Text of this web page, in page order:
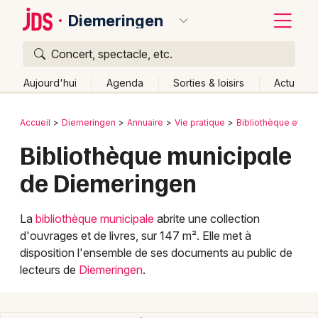
Diemeringen
Concert, spectacle, etc.
Aujourd'hui Agenda Sorties & loisirs Actu
Publier un événement
Grands événements
Activité & Expérience
Manifestations
Bordeaux
Colmar
Lyon
Marseille
Retour
Accueil Diemeringen Annuaire Vie pratique Bibliothèque et
Bibliothèque municipale
de Diemeringen
La bibliothèque municipale abrite une collection
d'ouvrages et de livres, sur 147 m². Elle met à
disposition l'ensemble de ses documents au public de
lecteurs de Diemeringen.
Quoi ?
Où ?
Partout
Près de moi Changer de lieu
Quand ?
Aujourd'hui
Demain Ce week-end Autre